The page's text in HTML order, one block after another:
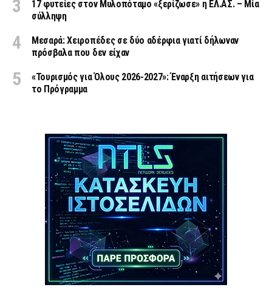
17 φυτείες στον Μυλοπόταμο «ξερίζωσε» η ΕΛ.ΑΣ. – Μία
σύλληψη
Μεσαρά: Χειροπέδες σε δύο αδέρφια γιατί δήλωναν
πρόσβαλα που δεν είχαν
«Τουρισμός για Όλους 2026-2027»: Έναρξη αιτήσεων για
το Πρόγραμμα